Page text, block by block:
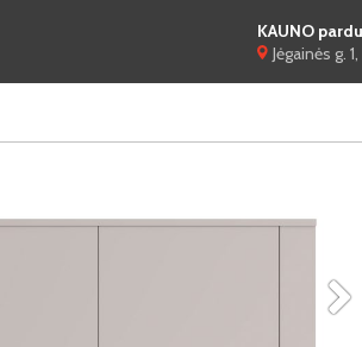
KAUNO
Jėgainės g.